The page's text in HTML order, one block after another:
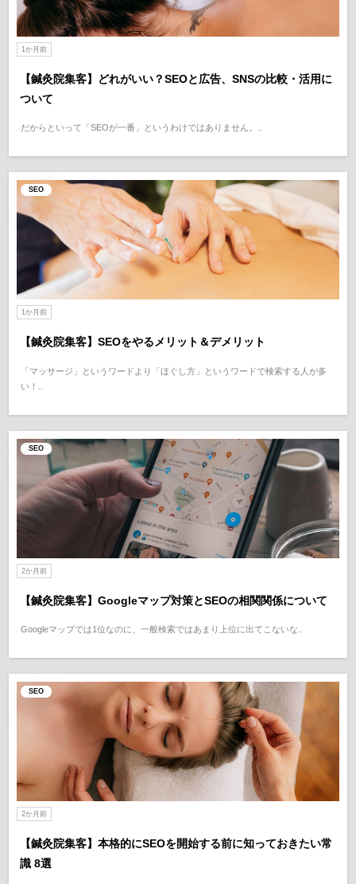
1か月前
【鍼灸院集客】どれがいい？SEOと広告、SNSの比較・活用に
ついて
だからといって「SEOが一番」というわけではありません。..
SEO
1か月前
【鍼灸院集客】SEOをやるメリット＆デメリット
「マッサージ」というワードより「ほぐし方」というワードで検索する人が多
い！..
SEO
2か月前
【鍼灸院集客】Googleマップ対策とSEOの相関関係について
Googleマップでは1位なのに、一般検索ではあまり上位に出てこないな..
SEO
2か月前
【鍼灸院集客】本格的にSEOを開始する前に知っておきたい常
識 8選